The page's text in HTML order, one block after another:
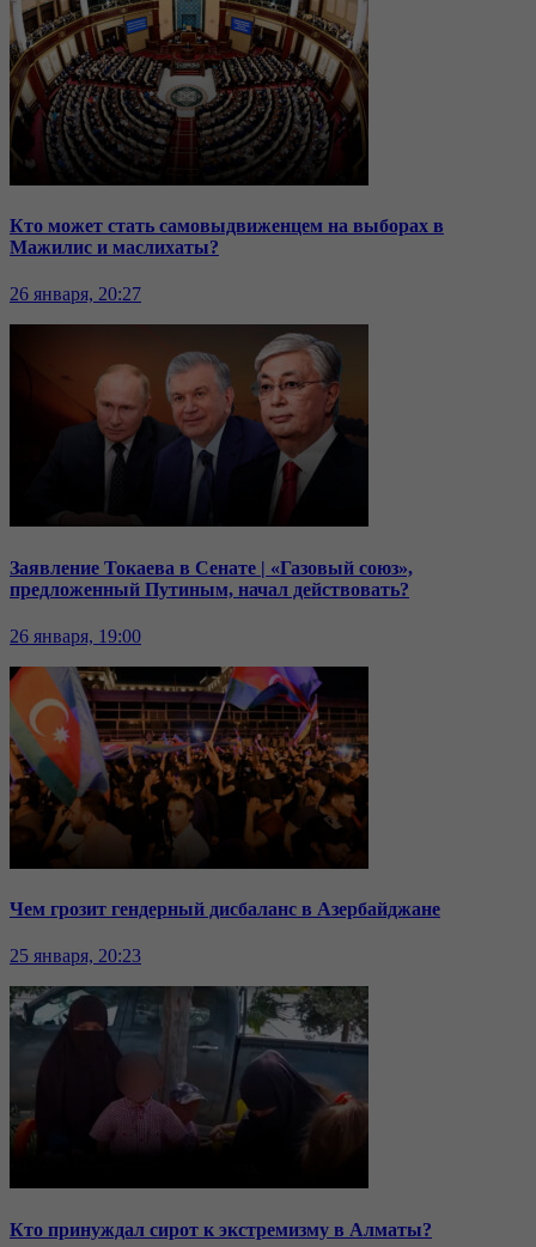
Кто может стать самовыдвиженцем на выборах в
Мажилис и маслихаты?
26 января, 20:27
Заявление Токаева в Сенате | «Газовый союз»,
предложенный Путиным, начал действовать?
26 января, 19:00
Чем грозит гендерный дисбаланс в Азербайджане
25 января, 20:23
Кто принуждал сирот к экстремизму в Алматы?